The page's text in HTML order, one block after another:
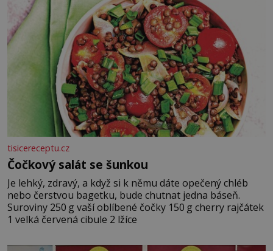
tisicereceptu.cz
Čočkový salát se šunkou
Je lehký, zdravý, a když si k němu dáte opečený chléb
nebo čerstvou bagetku, bude chutnat jedna báseň.
Suroviny 250 g vaší oblíbené čočky 150 g cherry rajčátek
1 velká červená cibule 2 lžíce